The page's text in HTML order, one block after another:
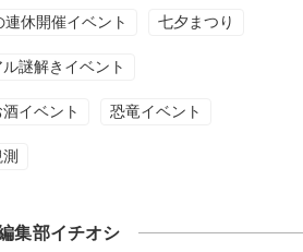
休開催イベント 七夕まつり
ル謎解きイベント
酒イベント 恐竜イベント
集部イチオシ